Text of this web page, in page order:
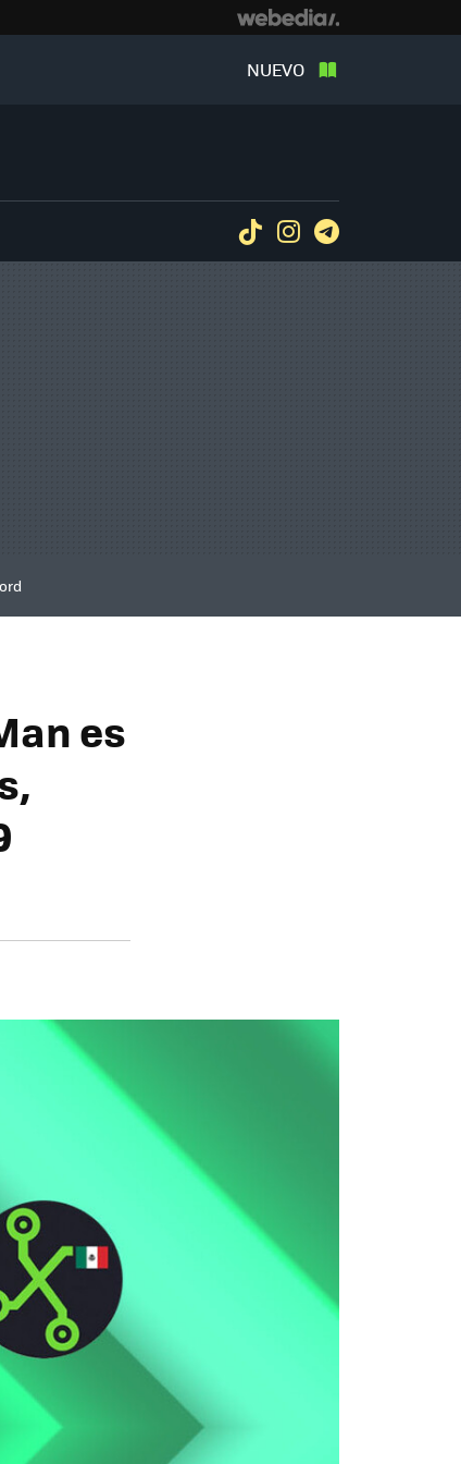
NUEVO
TiktokInstagram
es